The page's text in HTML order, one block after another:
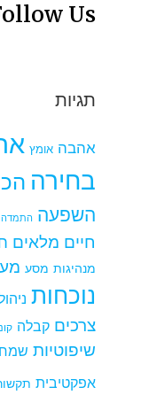
Us
תגיות
אהבה אומץ
בחירה
השפעה התמדה
חיים מלאים
מנהיגות מסע
נוכחות
צרכים קבלה
שיפוטיות
אפקטיבית